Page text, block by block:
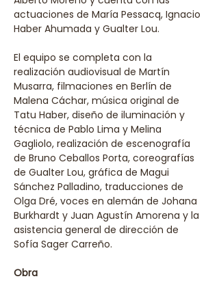
actuaciones de María Pessacq, Ignacio
Haber Ahumada y Gualter Lou.
El equipo se completa con la
realización audiovisual de Martín
Musarra, filmaciones en Berlín de
Malena Cáchar, música original de
Tatu Haber, diseño de iluminación y
técnica de Pablo Lima y Melina
Gagliolo, realización de escenografía
de Bruno Ceballos Porta, coreografías
de Gualter Lou, gráfica de Magui
Sánchez Palladino, traducciones de
Olga Dré, voces en alemán de Johana
Burkhardt y Juan Agustín Amorena y la
asistencia general de dirección de
Sofía Sager Carreño.
Obra